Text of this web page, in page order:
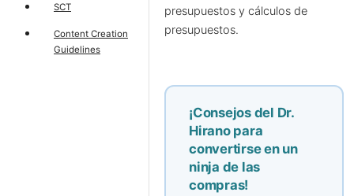
SCT
Content Creation
Guidelines
presupuestos y cálculos de
presupuestos.
¡Consejos del Dr.
Hirano para
convertirse en un
ninja de las
compras!